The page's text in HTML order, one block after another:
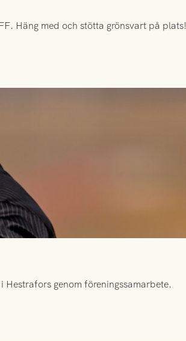
Häng med och stötta grönsvart på plats!
genom föreningssamarbete.